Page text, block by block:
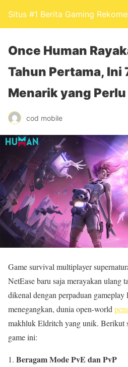
Situs #1 Berita Gaming
Once Human
Tahun Pertama, Ini
Menarik yang Perlu
cod mobile
Game survival multiplayer
NetEase baru saja merayakan ulang
dikenal dengan perpaduan
menegangkan, dunia open-world
makhluk Eldritch yang unik. Berikut
game ini:
Beragam Mode PvE dan PvP